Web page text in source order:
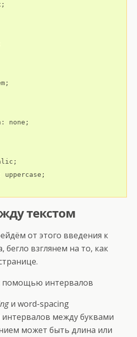
none;
uppercase;
текстом
от этого введения к
взглянем на то, как
помощью интервалов
и word-spacing
между буквами
может быть длина или